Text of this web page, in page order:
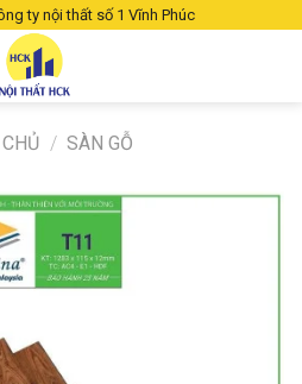
ty nội thất số 1 Vĩnh Phúc
/ SÀN GỖ